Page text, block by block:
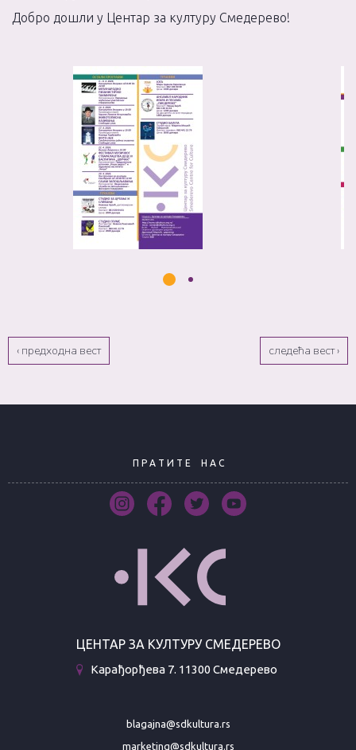
Добро дошли у Центар за културу Смедерево!
‹ предходна вест следећа вест ›
П Р А Т И Т Е Н А С
ЦЕНТАР ЗА КУЛТУРУ СМЕДЕРЕВО
Карађорђева 7. 11300 Смедерево
blagajna@sdkultura.rs
marketing@sdkultura.rs